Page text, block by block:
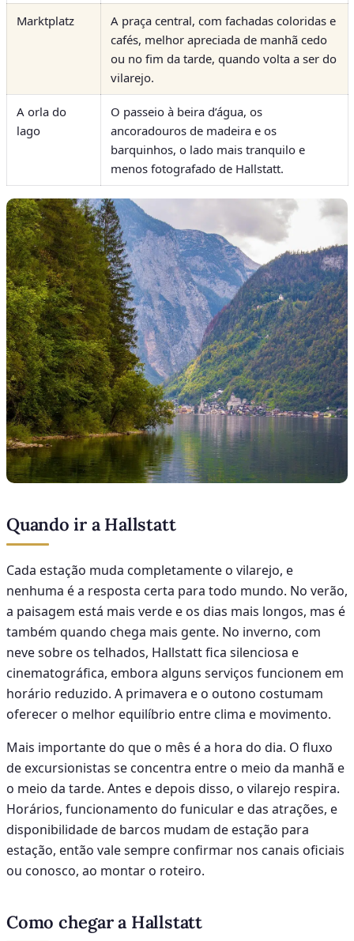
Marktplatz
A praça central, com fachadas coloridas e
cafés, melhor apreciada de manhã cedo
ou no fim da tarde, quando volta a ser do
vilarejo.
A orla do
lago
O passeio à beira d’água, os
ancoradouros de madeira e os
barquinhos, o lado mais tranquilo e
menos fotografado de Hallstatt.
Quando ir a Hallstatt
Cada estação muda completamente o vilarejo, e
nenhuma é a resposta certa para todo mundo. No verão,
a paisagem está mais verde e os dias mais longos, mas é
também quando chega mais gente. No inverno, com
neve sobre os telhados, Hallstatt fica silenciosa e
cinematográfica, embora alguns serviços funcionem em
horário reduzido. A primavera e o outono costumam
oferecer o melhor equilíbrio entre clima e movimento.
Mais importante do que o mês é a hora do dia. O fluxo
de excursionistas se concentra entre o meio da manhã e
o meio da tarde. Antes e depois disso, o vilarejo respira.
Horários, funcionamento do funicular e das atrações, e
disponibilidade de barcos mudam de estação para
estação, então vale sempre confirmar nos canais oficiais
ou conosco, ao montar o roteiro.
Como chegar a Hallstatt